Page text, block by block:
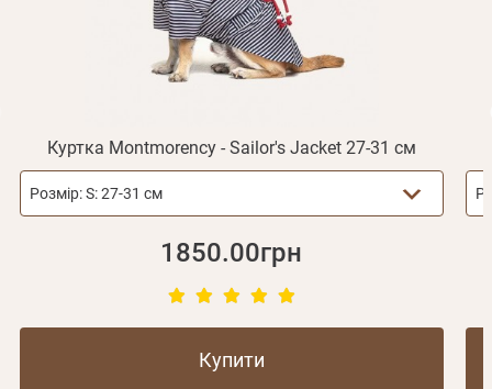
Куртка Montmorency - Sailor's Jacket 27-31 см
Розмір:S: 27-31 см
1850.00грн
Купити
Відправити
Реєстрація
або з допомогою
Зареєструватися
Згадали пароль?